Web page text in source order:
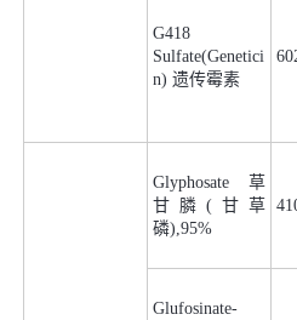
G418
Sulfate(Genetici
n) 遗传霉素
Glyphosate 草
甘膦(甘草
磷),95%
Glufosinate-